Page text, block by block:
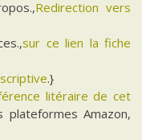
Redirection vers
sur ce lien la fiche
.}
litéraire de cet
plateformes Amazon,